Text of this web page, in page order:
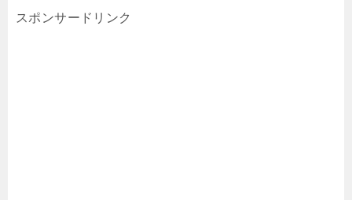
スポンサードリンク